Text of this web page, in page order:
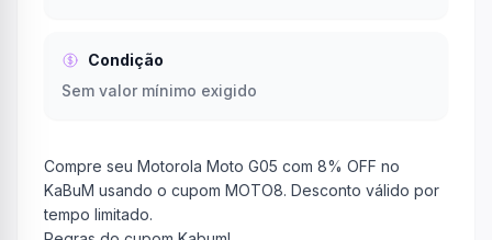
Condição
Sem valor mínimo exigido
Compre seu Motorola Moto G05 com 8% OFF no
KaBuM usando o cupom MOTO8. Desconto válido por
tempo limitado.